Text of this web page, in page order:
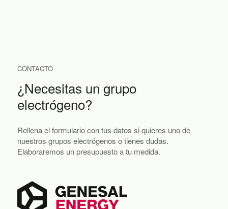
CONTACTO
¿Necesitas un grupo
electrógeno?
Rellena el formulario con tus datos si quieres uno de
nuestros grupos electrógenos o tienes dudas.
Elaboraremos un presupuesto a tu medida.